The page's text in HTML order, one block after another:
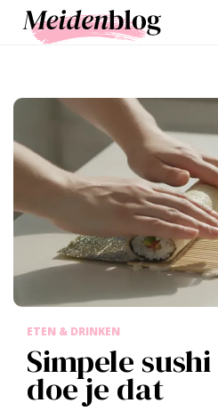
ETEN & DRINKEN
Simpele
doe je dat